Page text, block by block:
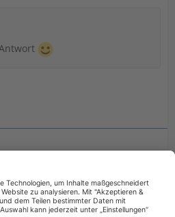
14:52
(WEB) übernehmen?“
in Einkommensteuer